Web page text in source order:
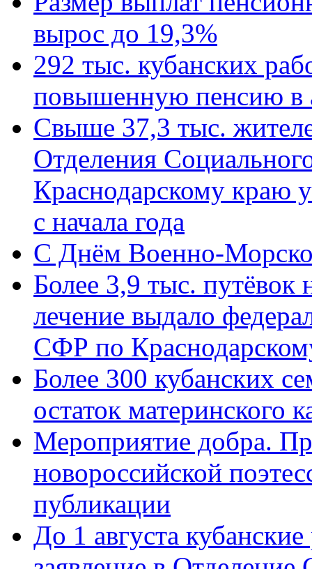
вырос до 19,3%
292 тыс. кубанских
повышенную пенсию в
Свыше 37,3 тыс.
Отделения
Краснодарскому краю
с начала года
C Днём Военно-
Более 3,9 тыс. путёвок
лечение выдало
СФР по
Более 300 кубанских
остаток материнского
Мероприятие добра.
новороссийской
публикации
До 1 августа